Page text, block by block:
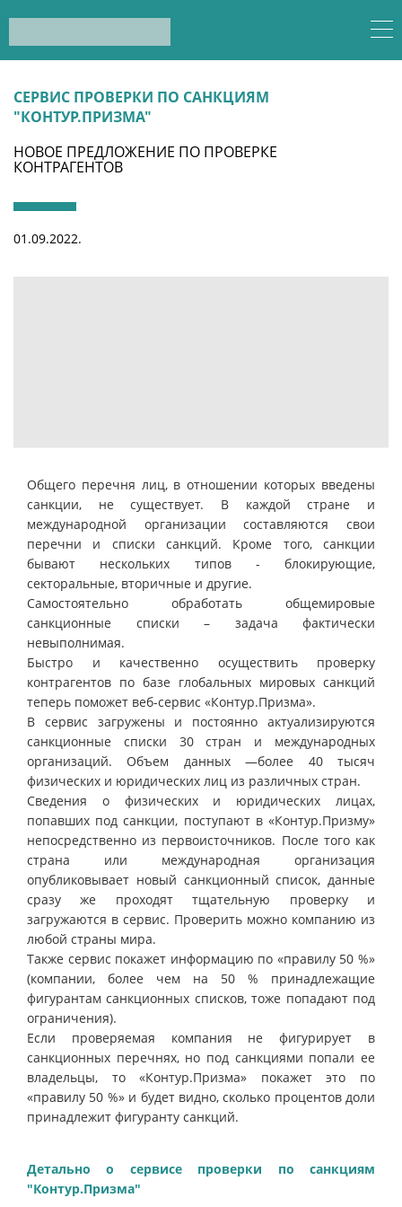
СЕРВИС ПРОВЕРКИ ПО САНКЦИЯМ
"КОНТУР.ПРИЗМА"
НОВОЕ ПРЕДЛОЖЕНИЕ ПО ПРОВЕРКЕ
КОНТРАГЕНТОВ
01.09.2022.
Общего перечня лиц, в отношении которых введены
санкции, не существует. В каждой стране и
международной организации составляются свои
перечни и списки санкций. Кроме того, санкции
бывают нескольких типов - блокирующие,
секторальные, вторичные и другие.
Самостоятельно обработать общемировые
санкционные списки – задача фактически
невыполнимая.
Быстро и качественно осуществить проверку
контрагентов по базе глобальных мировых санкций
теперь поможет веб-сервис «Контур.Призма».
В сервис загружены и постоянно актуализируются
санкционные списки 30 стран и международных
организаций. Объем данных —более 40 тысяч
физических и юридических лиц из различных стран.
Сведения о физических и юридических лицах,
попавших под санкции, поступают в «Контур.Призму»
непосредственно из первоисточников. После того как
страна или международная организация
опубликовывает новый санкционный список, данные
сразу же проходят тщательную проверку и
загружаются в сервис. Проверить можно компанию из
любой страны мира.
Также сервис покажет информацию по «правилу 50 %»
(компании, более чем на 50 % принадлежащие
фигурантам санкционных списков, тоже попадают под
ограничения).
Если проверяемая компания не фигурирует в
санкционных перечнях, но под санкциями попали ее
владельцы, то «Контур.Призма» покажет это по
«правилу 50 %» и будет видно, сколько процентов доли
принадлежит фигуранту санкций.
Детально о сервисе проверки по санкциям
"Контур.Призма"